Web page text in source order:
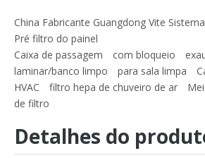
China Fabricante Guangdong Vite
Pré filtro do painel
Caixa de passagem
com bloqueio
laminar/banco limpo
para sala limpa
HVAC
filtro hepa de chuveiro de ar
de filtro
Detalhes do